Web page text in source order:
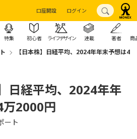
口座開設 ログイン
特集 初心者 ライフデザイン 連載 著者 商
【日本株】日経平均、2024年年末予想は4
日経平均、2024年年
2000円
ート